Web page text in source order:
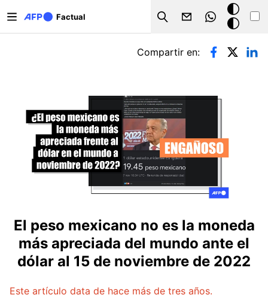
Factual
Search
Modo
oscuro
Solapas principales
Compartir en:
El peso mexicano no es la moneda
más apreciada del mundo ante el
dólar al 15 de noviembre de 2022
Este artículo data de hace más de tres años.